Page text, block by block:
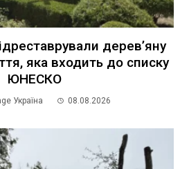
дерев’яну
яка входить до списку
ЮНЕСКО
Україна 08.08.2026